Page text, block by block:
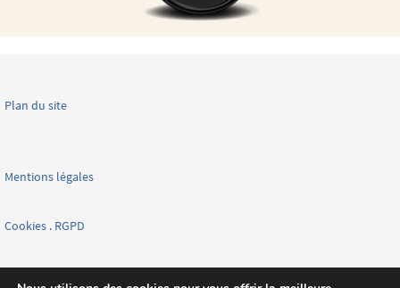
Plan du site
Mentions légales
Cookies . RGPD